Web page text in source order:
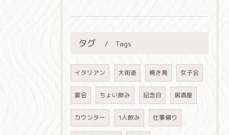
タグ Tags
イタリアン 大街道 焼き鳥 女子会
宴会 ちょい飲み 記念日 居酒屋
カウンター 1人飲み 仕事帰り